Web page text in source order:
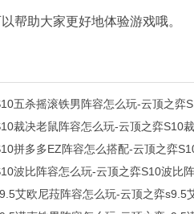
帮助大家更好地体验游戏哦。
五杀摇滚铁男阵容怎么玩-云顶之弈
裁决老鼠阵容怎么玩-云顶之弈S10
拼多多EZ阵容怎么搭配-云顶之弈
波比阵容怎么玩-云顶之弈S10波比
艾欧尼菈阵容怎么玩-云顶之弈s9.5